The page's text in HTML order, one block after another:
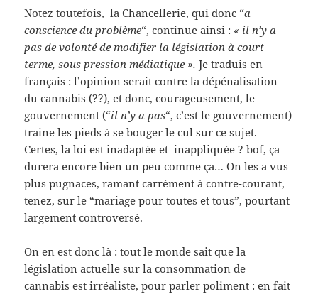
Notez toutefois, la Chancellerie, qui donc “a
conscience du problème“, continue ainsi : « il n’y a
pas de volonté de modifier la législation à court
terme, sous pression médiatique ». Je traduis en
français : l’opinion serait contre la dépénalisation
du cannabis (??), et donc, courageusement, le
gouvernement (“il n’y a pas“, c’est le gouvernement)
traine les pieds à se bouger le cul sur ce sujet.
Certes, la loi est inadaptée et inappliquée ? bof, ça
durera encore bien un peu comme ça… On les a vus
plus pugnaces, ramant carrément à contre-courant,
tenez, sur le “mariage pour toutes et tous”, pourtant
largement controversé.
On en est donc là : tout le monde sait que la
législation actuelle sur la consommation de
cannabis est irréaliste, pour parler poliment : en fait